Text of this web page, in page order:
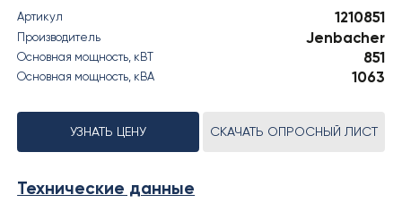
Артикул 1210851
Производитель Jenbacher
Основная мощность, кВT 851
Основная мощность, кВА 1063
УЗНАТЬ ЦЕНУ СКАЧАТЬ ОПРОСНЫЙ ЛИСТ
Технические данные